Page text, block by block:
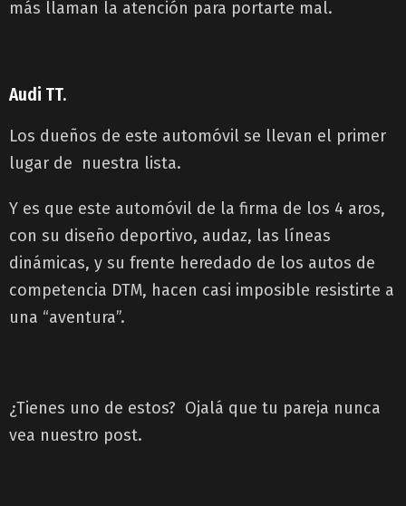
más llaman la atención para portarte mal.
Audi TT.
Los dueños de este automóvil se llevan el primer
lugar de nuestra lista.
Y es que este automóvil de la firma de los 4 aros,
con su diseño deportivo, audaz, las líneas
dinámicas, y su frente heredado de los autos de
competencia DTM, hacen casi imposible resistirte a
una “aventura”.
¿Tienes uno de estos? Ojalá que tu pareja nunca
vea nuestro post.